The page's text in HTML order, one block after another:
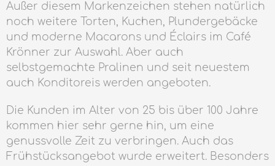
Außer diesem Markenzeichen stehen natürlich
noch weitere Torten, Kuchen, Plundergebäcke
und moderne Macarons und Éclairs im Café
Krönner zur Auswahl. Aber auch
selbstgemachte Pralinen und seit neuestem
auch Konditoreis werden angeboten.
Die Kunden im Alter von 25 bis über 100 Jahre
kommen hier sehr gerne hin, um eine
genussvolle Zeit zu verbringen. Auch das
Frühstücksangebot wurde erweitert. Besonders